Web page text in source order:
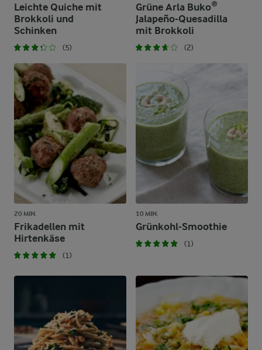
Leichte Quiche mit
Brokkoli und
Schinken
(5)
Grüne Arla Buko®
Jalapeño-Quesadilla
mit Brokkoli
(2)
20 MIN.
Frikadellen mit
Hirtenkäse
(1)
10 MIN.
Grünkohl-Smoothie
(1)